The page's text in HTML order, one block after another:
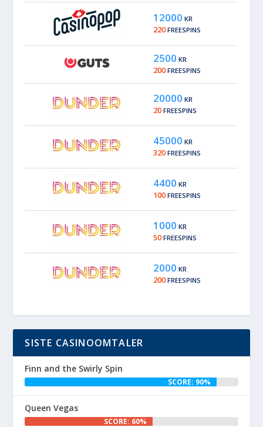
12000 KR
220FREESPINS
2500 KR
200FREESPINS
20000 KR
20FREESPINS
45000 KR
320FREESPINS
4400 KR
100FREESPINS
1000 KR
50FREESPINS
2000 KR
200FREESPINS
SISTE CASINOOMTALER
Finn and the Swirly Spin
SCORE: 90%
Queen Vegas
SCORE: 60%